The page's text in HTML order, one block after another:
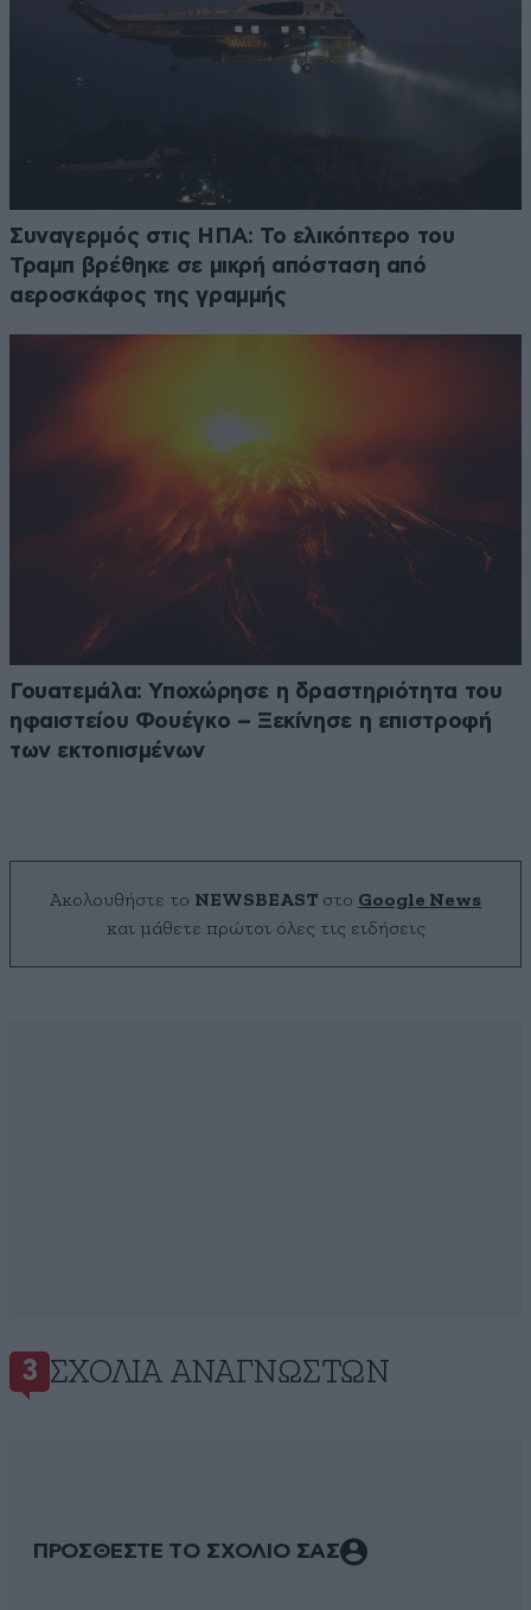
Συναγερμός στις ΗΠΑ: Το ελικόπτερο του
Τραμπ βρέθηκε σε μικρή απόσταση από
αεροσκάφος της γραμμής
Γουατεμάλα: Υποχώρησε η δραστηριότητα του
ηφαιστείου Φουέγκο – Ξεκίνησε η επιστροφή
των εκτοπισμένων
Ακολουθήστε το NEWSBEAST στο Google News
και μάθετε πρώτοι όλες τις ειδήσεις
3 ΣΧΌΛΙΑ ΑΝΑΓΝΩΣΤΏΝ
ΠΡΟΣΘΕΣΤΕ ΤΟ ΣΧΟΛΙΟ ΣΑΣ